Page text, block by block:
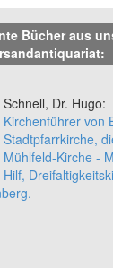
Bücher aus
Schnell, Dr. Hugo:
Kirchenführer von
Stadtpfarrkirche,
Mühlfeld-Kirche -
Hilf,